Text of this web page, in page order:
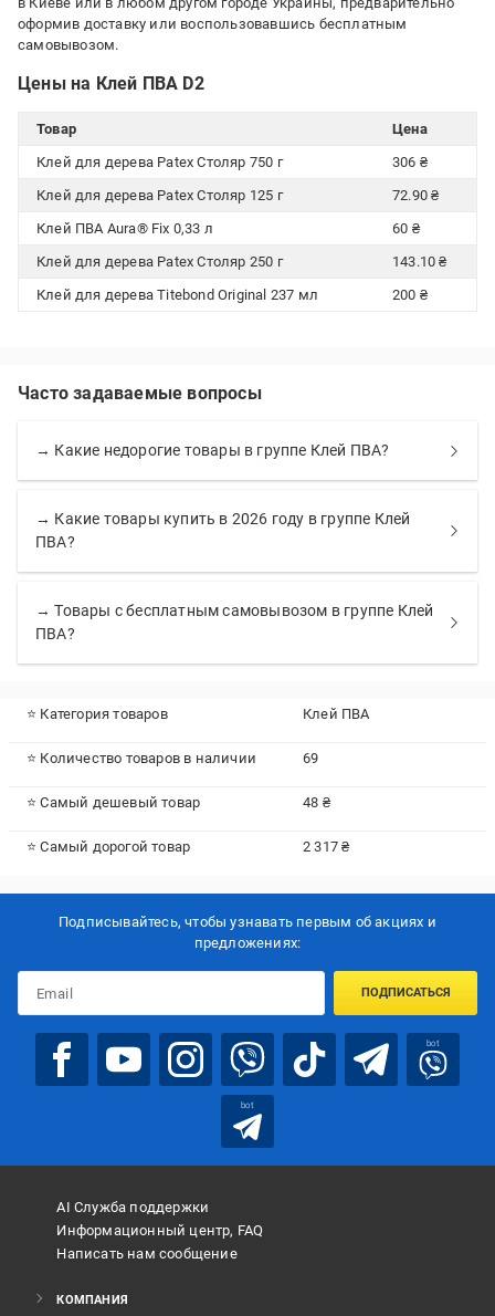
оформив доставку или воспользовавшись бесплатным
самовывозом.
Цены на Клей ПВА D2
Товар
Цена
Клей для дерева Patex Столяр 750 г
306 ₴
Клей для дерева Patex Столяр 125 г
72.90 ₴
Клей ПВА Aura® Fix 0,33 л
60 ₴
Клей для дерева Patex Столяр 250 г
143.10 ₴
Клей для дерева Titebond Original 237 мл
200 ₴
Часто задаваемые вопросы
→ Какие недорогие товары в группе Клей ПВА?
→ Какие товары купить в 2026 году в группе Клей
ПВА?
→ Товары с бесплатным самовывозом в группе Клей
ПВА?
⭐ Категория товаров Клей ПВА
⭐ Количество товаров в наличии 69
⭐ Самый дешевый товар 48 ₴
⭐ Самый дорогой товар 2 317 ₴
Подписывайтесь, чтобы узнавать первым об акцияx и
предложениях:
ПОДПИСАТЬСЯ
bot
bot
AI Служба поддержки
Информационный центр, FAQ
Написать нам сообщение
КОМПАНИЯ